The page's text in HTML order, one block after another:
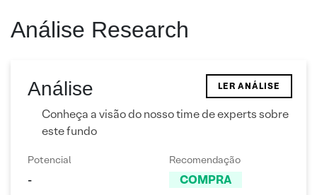
Análise Research
Análise
Conheça a visão do nosso time de experts sobre
este fundo
Potencial
-
Recomendação
COMPRA
LER ANÁLISE